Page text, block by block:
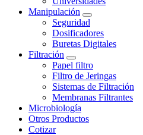
Manipulación
Seguridad
Dosificadores
Buretas Digitales
Filtración
Papel filtro
Filtro de Jeringas
Sistemas de Filtración
Membranas Filtrantes
Microbiología
Otros Productos
Cotizar